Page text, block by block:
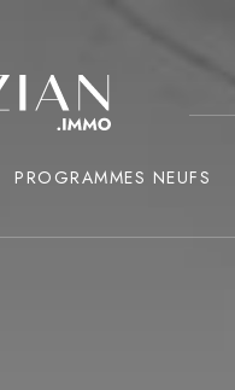
PROGRAMMES NEUFS